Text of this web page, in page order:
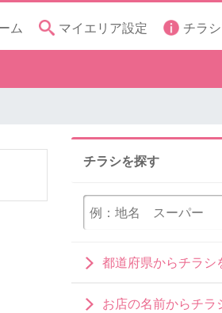
ム マイエリア設定 チラ
チラシを探す
都道府県からチラシ
お店の名前からチラ